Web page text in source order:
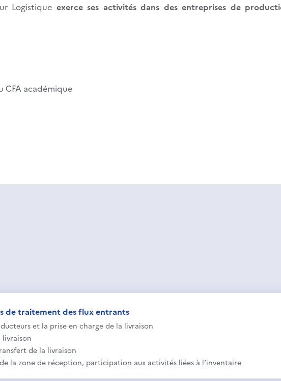
Logistique exerce ses activités dans des entreprises de
CFA académique
de traitement des flux entrants
et la prise en charge de la livraison
livraison
de la livraison
la zone de réception, participation aux activités liées à l’inventaire